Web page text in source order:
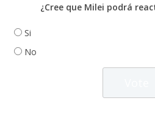
¿Cree que Milei podrá
Si
No